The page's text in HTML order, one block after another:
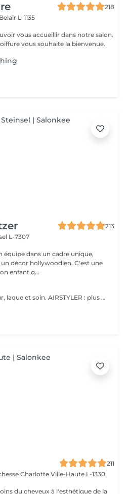
218
Belair L-1135
vous accueillir dans notre salon.
vous souhaite la bienvenue.
213
L-7307
équipe dans un cadre unique,
hollywoodien. C'est une
enfant q...
Service comprend Fixateur, laque et soin. AIRSTYLER : plus de brillance et de ténacité qu'un brushing. JocoStyler: un lisseur, lissage et soin, qui donne la brillance spectaculaire.
211
Charlotte Ville-Haute L-1330
du cheveux à l'esthétique de la